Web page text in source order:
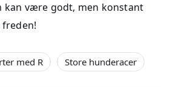
kan være godt, men konstant
med R Store hunderacer